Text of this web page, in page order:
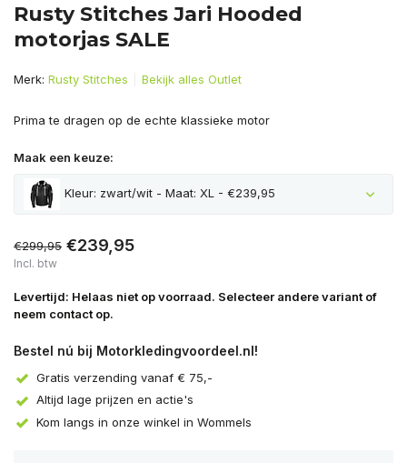
Rusty Stitches Jari Hooded
motorjas SALE
Merk: Rusty Stitches Bekijk alles Outlet
Prima te dragen op de echte klassieke motor
Maak een keuze:
Kleur: zwart/wit - Maat: XL - €239,95
€299,95 €239,95
Incl. btw
Levertijd: Helaas niet op voorraad. Selecteer andere variant of
neem contact op.
Bestel nú bij Motorkledingvoordeel.nl!
Gratis verzending vanaf € 75,-
Altijd lage prijzen en actie's
Kom langs in onze winkel in Wommels